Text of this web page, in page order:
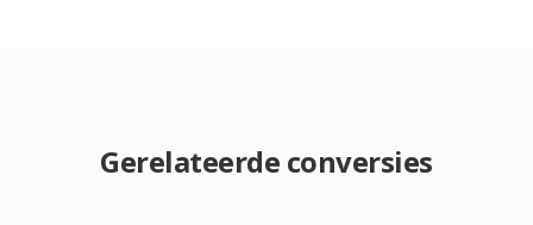
Gerelateerde conversies